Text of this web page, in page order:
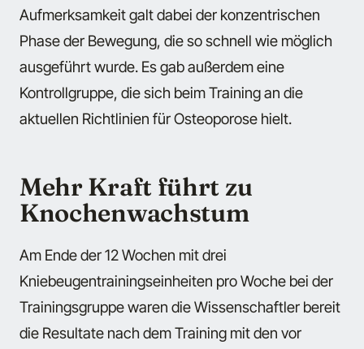
Aufmerksamkeit galt dabei der konzentrischen
Phase der Bewegung, die so schnell wie möglich
ausgeführt wurde. Es gab außerdem eine
Kontrollgruppe, die sich beim Training an die
aktuellen Richtlinien für Osteoporose hielt.
Mehr Kraft führt zu
Knochenwachstum
Am Ende der 12 Wochen mit drei
Kniebeugentrainingseinheiten pro Woche bei der
Trainingsgruppe waren die Wissenschaftler bereit
die Resultate nach dem Training mit den vor